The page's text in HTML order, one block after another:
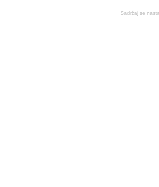
Sadržaj se